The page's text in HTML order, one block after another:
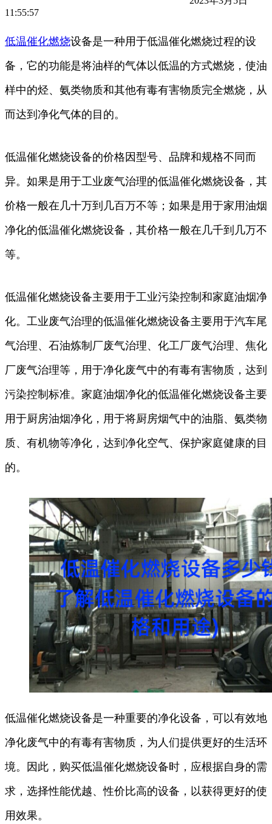
11:55:57
低温催化燃烧设备是一种用于低温催化燃烧过程的设
备，它的功能是将油样的气体以低温的方式燃烧，使油
样中的烃、氨类物质和其他有毒有害物质完全燃烧，从
而达到净化气体的目的。
低温催化燃烧设备的价格因型号、品牌和规格不同而
异。如果是用于工业废气治理的低温催化燃烧设备，其
价格一般在几十万到几百万不等；如果是用于家用油烟
净化的低温催化燃烧设备，其价格一般在几千到几万不
等。
低温催化燃烧设备主要用于工业污染控制和家庭油烟净
化。工业废气治理的低温催化燃烧设备主要用于汽车尾
气治理、石油炼制厂废气治理、化工厂废气治理、焦化
厂废气治理等，用于净化废气中的有毒有害物质，达到
污染控制标准。家庭油烟净化的低温催化燃烧设备主要
用于厨房油烟净化，用于将厨房烟气中的油脂、氨类物
质、有机物等净化，达到净化空气、保护家庭健康的目
的。
低温催化燃烧设备是一种重要的净化设备，可以有效地
净化废气中的有毒有害物质，为人们提供更好的生活环
境。因此，购买低温催化燃烧设备时，应根据自身的需
求，选择性能优越、性价比高的设备，以获得更好的使
用效果。